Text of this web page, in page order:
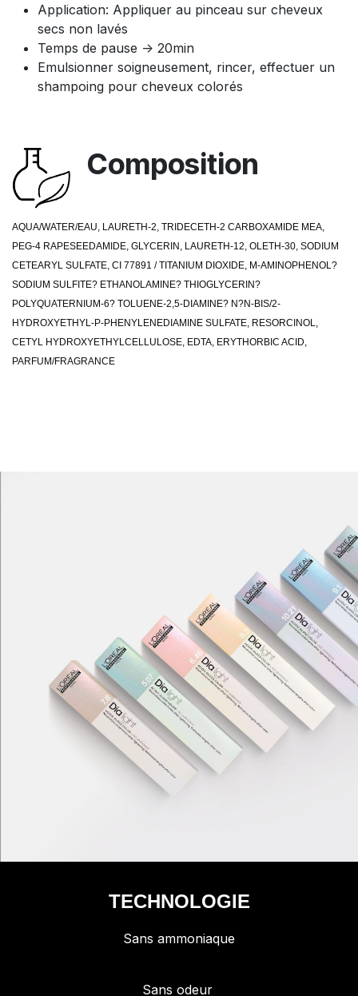
Application: Appliquer au pinceau sur cheveux
secs non lavés
Temps de pause -> 20min
Emulsionner soigneusement, rincer, effectuer un
shampoing pour cheveux colorés
Composition
AQUA/WATER/EAU, LAURETH-2, TRIDECETH-2 CARBOXAMIDE MEA,
PEG-4 RAPESEEDAMIDE, GLYCERIN, LAURETH-12, OLETH-30, SODIUM
CETEARYL SULFATE, CI 77891 / TITANIUM DIOXIDE, M-AMINOPHENOL?
SODIUM SULFITE? ETHANOLAMINE? THIOGLYCERIN?
POLYQUATERNIUM-6? TOLUENE-2,5-DIAMINE? N?N-BIS/2-
HYDROXYETHYL-P-PHENYLENEDIAMINE SULFATE, RESORCINOL,
CETYL HYDROXYETHYLCELLULOSE, EDTA, ERYTHORBIC ACID,
PARFUM/FRAGRANCE
TECHNOLOGIE
Sans ammoniaque
Sans odeur